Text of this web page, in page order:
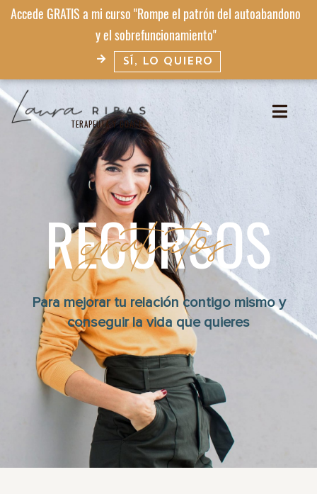
Accede GRATIS a mi curso "Rompe el patrón del autoabandono
y el sobrefuncionamiento"
SÍ, LO QUIERO
TERAPEUTA Y COACH​
RECURSOS
gratuitos
Para mejorar tu relación contigo mismo y
conseguir la vida que quieres